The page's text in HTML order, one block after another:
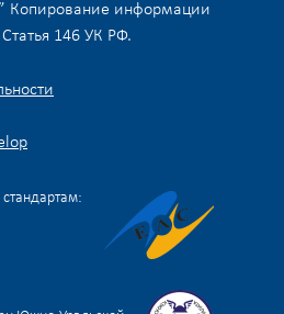
Копирование информации
146 УК РФ.